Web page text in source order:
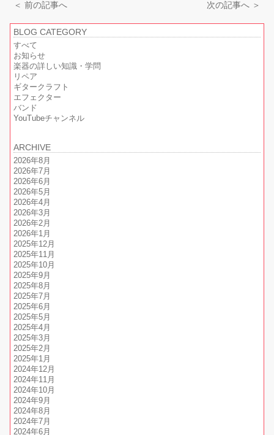
＜ 前の記事へ 次の記事へ ＞
BLOG CATEGORY
すべて
お知らせ
楽器の詳しい知識・学問
リペア
ギタークラフト
エフェクター
バンド
YouTubeチャンネル
ARCHIVE
2026年8月
2026年7月
2026年6月
2026年5月
2026年4月
2026年3月
2026年2月
2026年1月
2025年12月
2025年11月
2025年10月
2025年9月
2025年8月
2025年7月
2025年6月
2025年5月
2025年4月
2025年3月
2025年2月
2025年1月
2024年12月
2024年11月
2024年10月
2024年9月
2024年8月
2024年7月
2024年6月